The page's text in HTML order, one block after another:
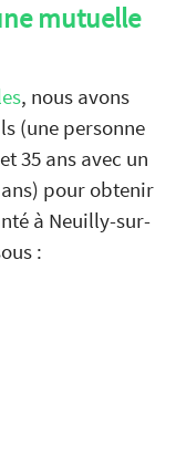
mutuelle
, nous avons
(une personne
35 ans avec un
pour obtenir
à Neuilly-sur-
: